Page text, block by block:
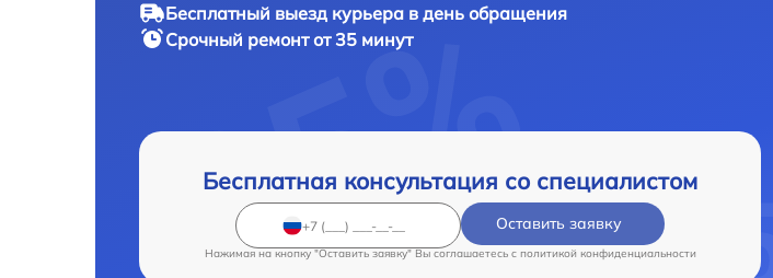
Бесплатный выезд курьера в день обращения
Срочный ремонтот 35 минут
Бесплатная консультация со специалистом
Оставить заявку
Нажимая на кнопку "Оставить заявку" Вы соглашаетесь c политикой конфиденциальности